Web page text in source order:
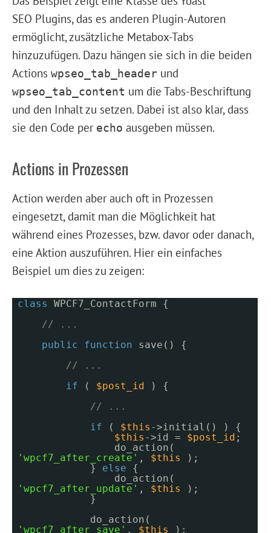
SEO Plugins, das es anderen Plugin-Autoren
ermöglicht, zusätzliche Metabox-Tabs
hinzuzufügen. Dazu hängen sie sich in die beiden
Actions wpseo_tab_header und
wpseo_tab_content um die Tabs-Beschriftung
und den Inhalt zu setzen. Dabei ist also klar, dass
sie den Code per echo ausgeben müssen.
Actions in Prozessen
Action werden aber auch oft in Prozessen
eingesetzt, damit man die Möglichkeit hat
während eines Prozesses, bzw. davor oder danach,
eine Aktion auszuführen. Hier ein einfaches
Beispiel um dies zu zeigen:
class
WPCF7_ContactForm {
// ...
public
function
save() {
// ...
if
( $post_id
) {
// ...
if
( $this ->initial() ) {
$this ->id = $post_id ;
do_action(
'wpcf7_after_create' , $this
);
} else
{
do_action(
'wpcf7_after_update' , $this
);
}
do_action(
'wpcf7_after_save' , $this );